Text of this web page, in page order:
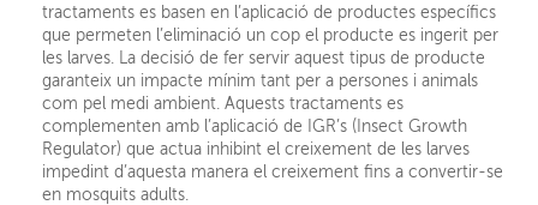
tractaments es basen en l’aplicació de productes específics
que permeten l’eliminació un cop el producte es ingerit per
les larves. La decisió de fer servir aquest tipus de producte
garanteix un impacte mínim tant per a persones i animals
com pel medi ambient. Aquests tractaments es
complementen amb l’aplicació de IGR’s (Insect Growth
Regulator) que actua inhibint el creixement de les larves
impedint d’aquesta manera el creixement fins a convertir-se
en mosquits adults.